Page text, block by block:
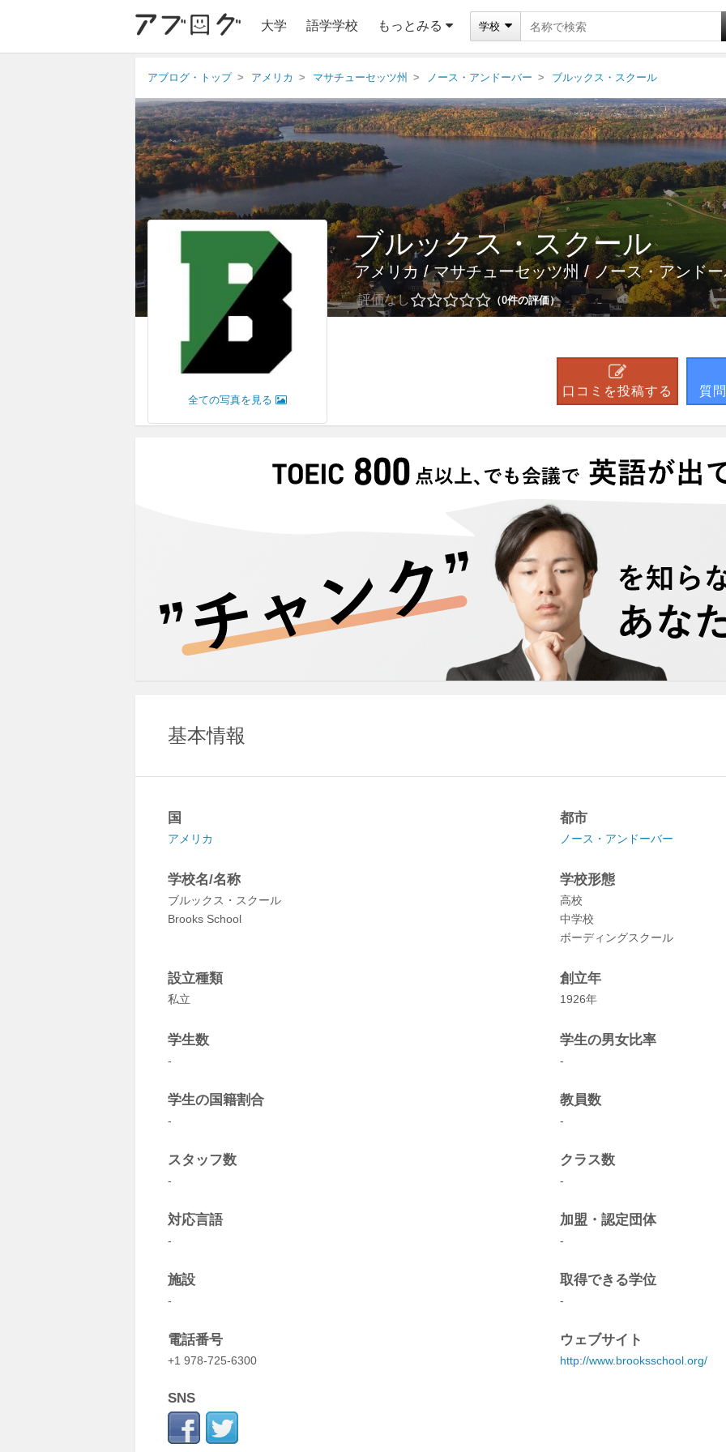
大学 語学学校 もっとみる 学校
アブログ・トップ アメリカ マサチューセッツ州 ノース・アンドーバー ブルックス・スクール
全ての写真を見る
ブルックス・スクール
アメリカ /マサチューセッツ州 /ノース・アンド
評価なし 0件の評価
口コミを投稿する 質
基本情報
国
アメリカ
都市
ノース・アンドーバー
学校名/名称
ブルックス・スクール
Brooks School
学校形態
高校
中学校
ボーディングスクール
設立種類
私立
創立年
1926年
学生数
-
学生の男女比率
-
学生の国籍割合
-
教員数
-
スタッフ数
-
クラス数
-
対応言語
-
加盟・認定団体
-
施設
-
取得できる学位
-
電話番号
+1 978-725-6300
ウェブサイト
http://www.brooksschool.org/
SNS